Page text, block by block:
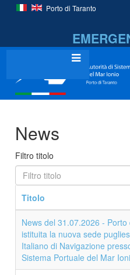
Porto di Taranto
News
Filtro titolo
Titolo
News del 31.07.2026 - Porto
istituita la nuova sede
Italiano di Navigazione
Sistema Portuale del Mar